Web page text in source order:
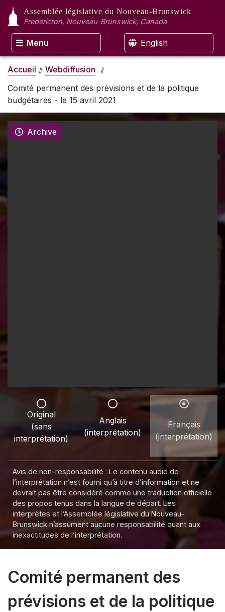
Assemblée législative du Nouveau-Brunswick
Fredericton, Nouveau-Brunswick, Canada
Menu English
Accueil
Webdiffusion
Comité permanent des prévisions et de la politique
budgétaires - le 15 avril 2021
Archive
Original
(sans
interprétation)
Anglais
(interprétation)
Français
(interprétation)
Avis de non-responsabilité : Le contenu audio de
l’interprétation n’est fourni qu’à titre d’information et ne
devrait pas être considéré comme une traduction officielle
des propos tenus dans la langue de départ. Les
interprètes et l’Assemblée législative du Nouveau-
Brunswick n’assument aucune responsabilité quant aux
inexactitudes de l’interprétation.
Comité permanent des
prévisions et de la politique